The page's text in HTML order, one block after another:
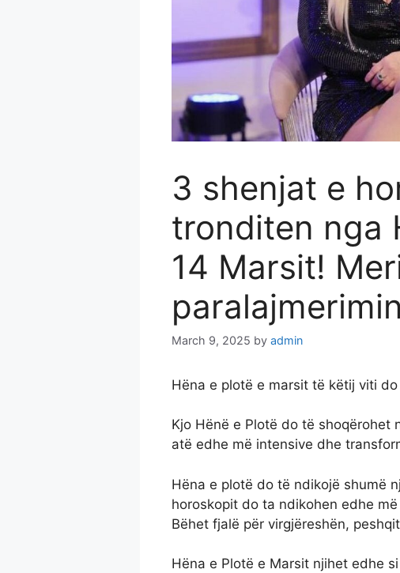
3 shenjat e
tronditen nga
14 Marsit!
March 9, 2025 by admin
Hëna e plotë e marsit të këtij viti
Kjo Hënë e Plotë do të shoqërohet
atë edhe më intensive dhe
Hëna e plotë do të ndikojë shumë
horoskopit do ta ndikohen edhe
Bëhet fjalë për virgjëreshën,
Hëna e Plotë e Marsit njihet edhe